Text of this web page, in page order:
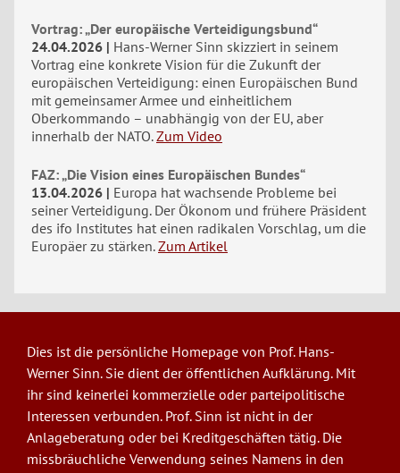
Vortrag: „Der europäische Verteidigungsbund“
24.04.2026
Hans-Werner Sinn skizziert in seinem
Vortrag eine konkrete Vision für die Zukunft der
europäischen Verteidigung: einen Europäischen Bund
mit gemeinsamer Armee und einheitlichem
Oberkommando – unabhängig von der EU, aber
innerhalb der NATO. Zum Video
FAZ: „Die Vision eines Europäischen Bundes“
13.04.2026
Europa hat wachsende Probleme bei
seiner Verteidigung. Der Ökonom und frühere Präsident
des ifo Institutes hat einen radikalen Vorschlag, um die
Europäer zu stärken. Zum Artikel
Dies ist die persönliche Homepage von Prof. Hans-
Werner Sinn. Sie dient der öffentlichen Aufklärung. Mit
ihr sind keinerlei kommerzielle oder parteipolitische
Interessen verbunden. Prof. Sinn ist nicht in der
Anlageberatung oder bei Kreditgeschäften tätig. Die
missbräuchliche Verwendung seines Namens in den